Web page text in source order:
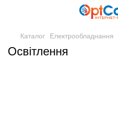
Каталог Електрообладнання
Освітлення